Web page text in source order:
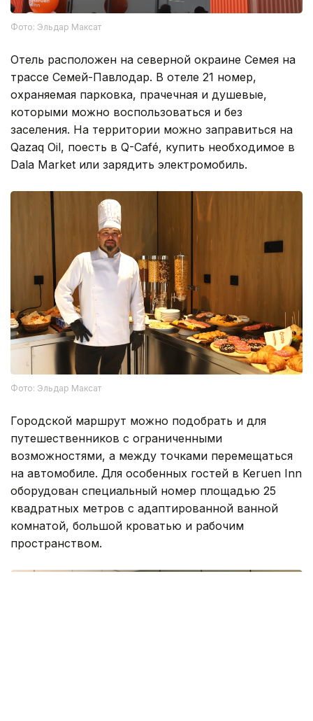
Фото: Эльдар Максат
Отель расположен на северной окраине Семея на
трассе Семей-Павлодар. В отеле 21 номер,
охраняемая парковка, прачечная и душевые,
которыми можно воспользоваться и без
заселения. На территории можно заправиться на
Qazaq Oil, поесть в Q-Café, купить необходимое в
Dala Market или зарядить электромобиль.
Фото: Эльдар Максат
Городской маршрут можно подобрать и для
путешественников с ограниченными
возможностями, а между точками перемещаться
на автомобиле. Для особенных гостей в Keruen Inn
оборудован специальный номер площадью 25
квадратных метров с адаптированной ванной
комнатой, большой кроватью и рабочим
пространством.